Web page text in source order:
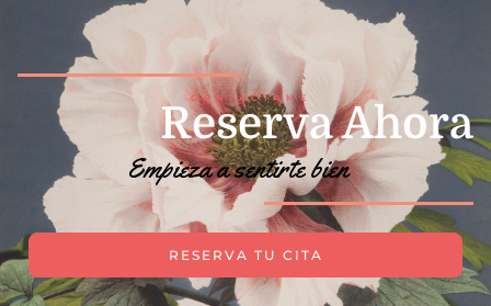
CONTÁCTAME
Reserva Ahora
Empieza a sentirte bien
RESERVA TU CITA